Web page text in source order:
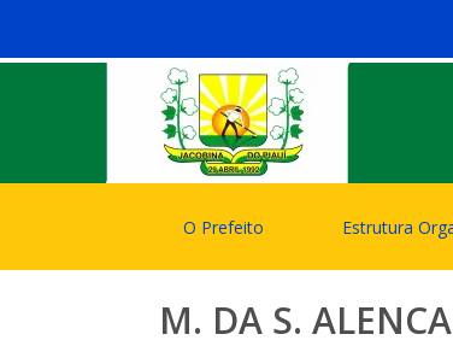
O Prefeito Estrutura
M. DA S.